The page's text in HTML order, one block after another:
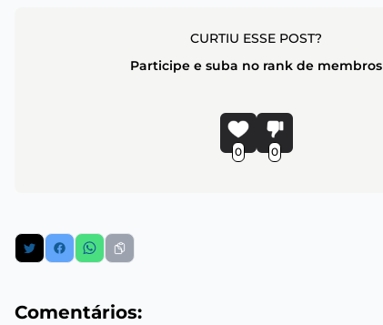
CURTIU ESSE POST?
Participe e suba no rank de membros
0 0
Comentários: